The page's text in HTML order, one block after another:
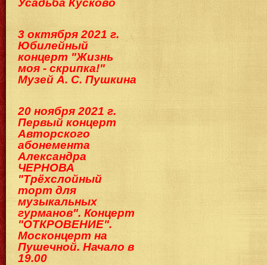
Усадьба Кусково
3 октября 2021 г.
Юбилейный
концерт "Жизнь
моя - скрипка!"
Музей А. С. Пушкина
20 ноября 2021 г.
Первый концерт
Авторского
абонемента
Александра
ЧЕРНОВА
"Трёхслойный
торт для
музыкальных
гурманов". Концерт
"ОТКРОВЕНИЕ".
Москонцерт на
Пушечной. Начало в
19.00